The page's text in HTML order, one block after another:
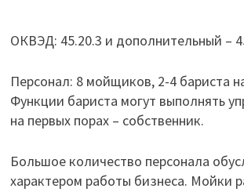
ОКВЭД: 45.20.3 и дополнительный –
Персонал: 8 мойщиков, 2-4 бариста
Функции бариста могут выполнять
на первых порах – собственник.
Большое количество персонала
характером работы бизнеса. Мойки